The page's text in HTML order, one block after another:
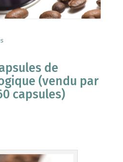
de
(vendu par
capsules)